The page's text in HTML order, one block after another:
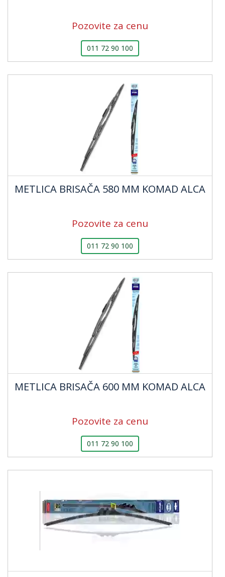
Pozovite za cenu
011 72 90 100
METLICA BRISAČA 580 MM KOMAD ALCA
Pozovite za cenu
011 72 90 100
METLICA BRISAČA 600 MM KOMAD ALCA
Pozovite za cenu
011 72 90 100